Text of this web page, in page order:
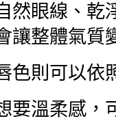
然眼線、乾
讓整體氣質
色則可以依
要溫柔感，